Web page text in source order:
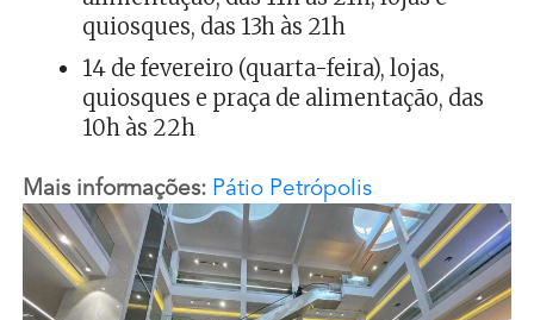
quiosques, das 13h às 21h
14 de fevereiro (quarta-feira), lojas,
quiosques e praça de alimentação, das
10h às 22h
Mais informações: Pátio Petrópolis